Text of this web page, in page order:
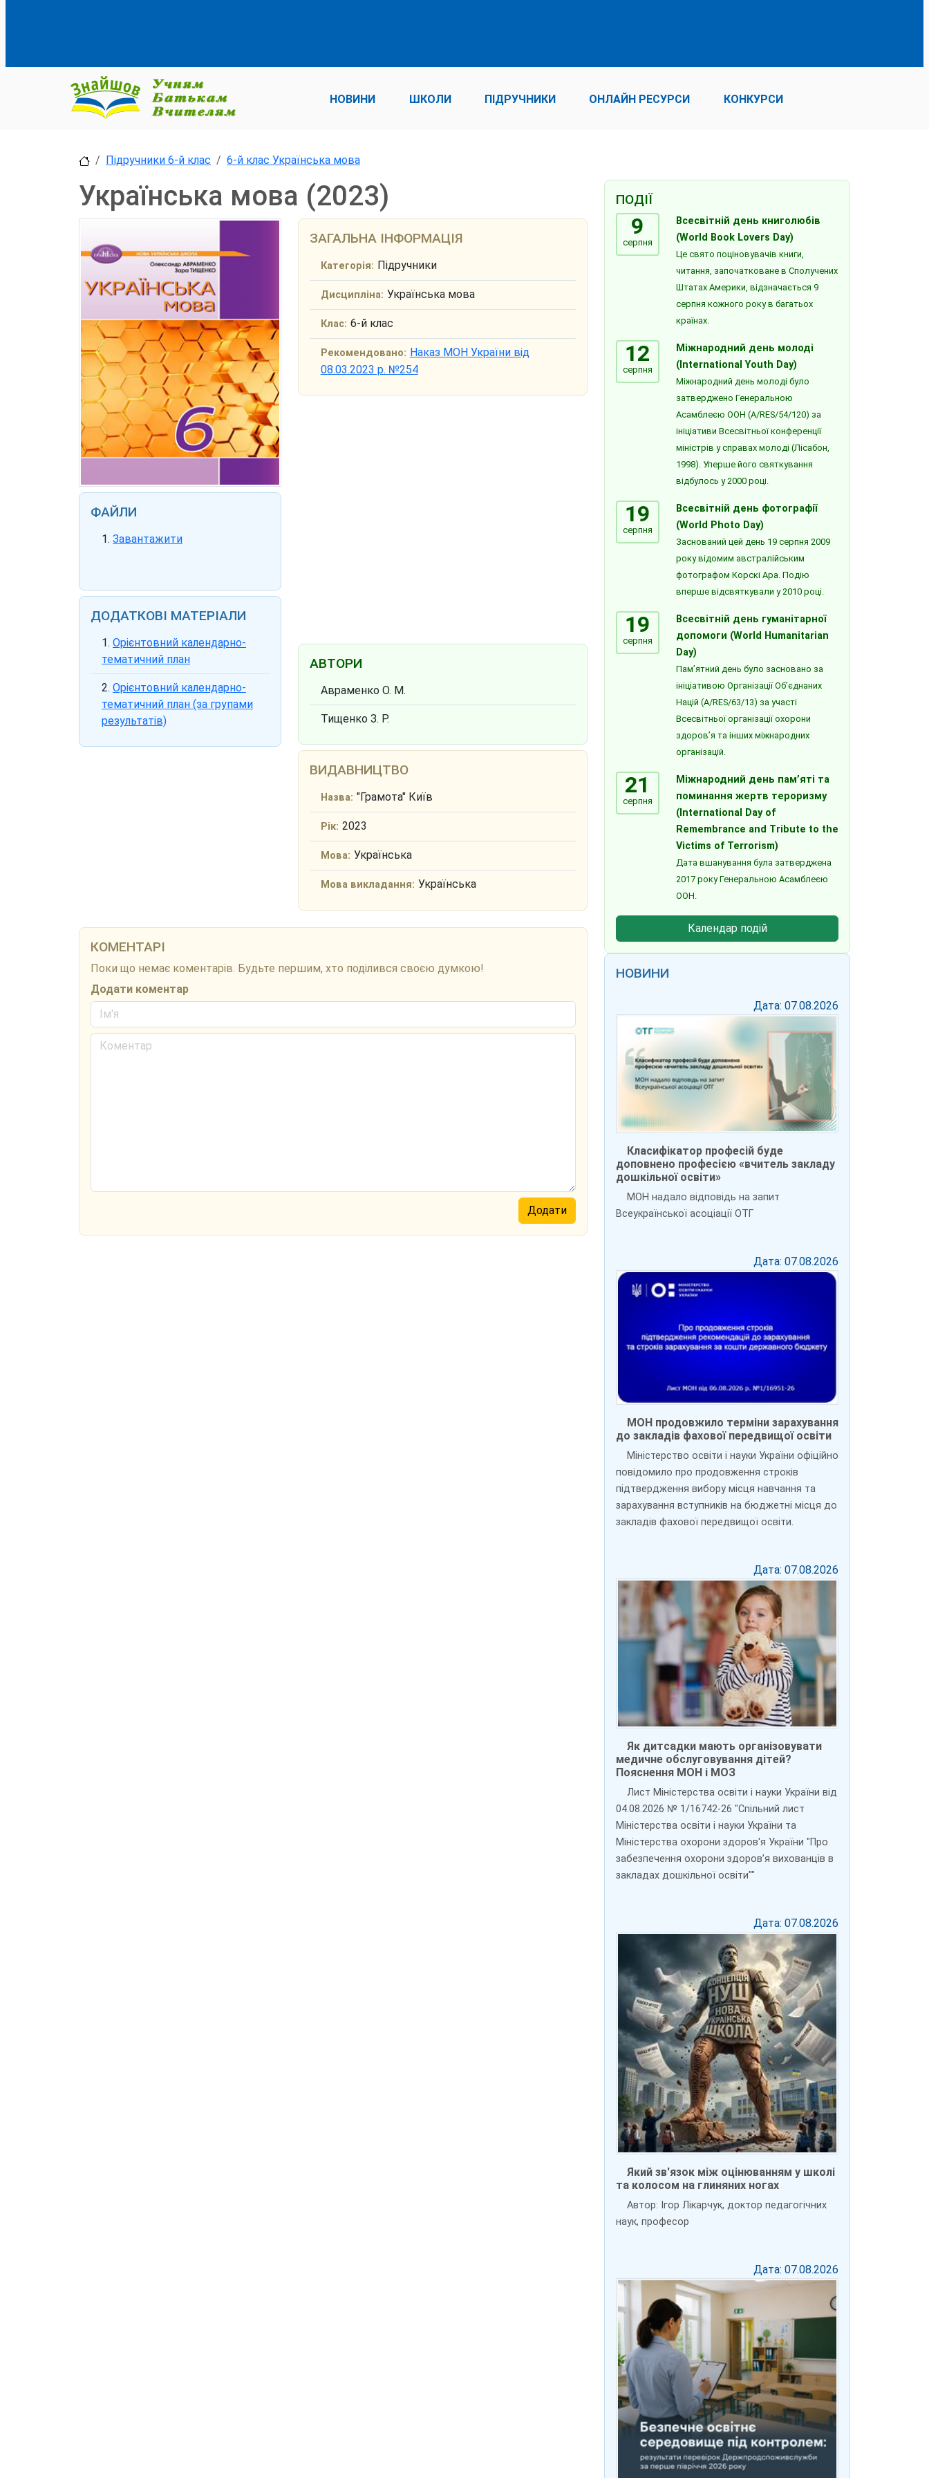
НОВИНИ ШКОЛИ ПІДРУЧНИКИ ОНЛАЙН РЕСУРСИ КОНКУРСИ
Підручники 6-й клас 6-й клас Українська мова
Українська мова (2023)
ФАЙЛИ
Завантажити
ДОДАТКОВІ МАТЕРІАЛИ
Орієнтовний календарно-
тематичний план
Орієнтовний календарно-
тематичний план (за групами
результатів)
ЗАГАЛЬНА ІНФОРМАЦІЯ
Категорія: Підручники
Дисципліна: Українська мова
Клас: 6-й клас
Рекомендовано: Наказ МОН України від
08.03.2023 р. №254
АВТОРИ
Авраменко О. М.
Тищенко З. Р.
ВИДАВНИЦТВО
Назва: "Грамота" Київ
Рік: 2023
Мова: Українська
Мова викладання: Українська
КОМЕНТАРІ
Поки що немає коментарів. Будьте першим, хто поділився своєю думкою!
Додати коментар
ПОДІЇ
9
серпня
Всесвітній день книголюбів
(World Book Lovers Day)
Це свято поціновувачів книги,
читання, започатковане в Сполучених
Штатах Америки, відзначається 9
серпня кожного року в багатьох
країнах.
12
серпня
Міжнародний день молоді
(International Youth Day)
Міжнародний день молоді було
затверджено Генеральною
Асамблеєю ООН (A/RES/54/120) за
ініціативи Всесвітньої конференції
міністрів у справах молоді (Лісабон,
1998). Уперше його святкування
відбулось у 2000 році.
19
серпня
Всесвітній день фотографії
(World Photo Day)
Заснований цей день 19 серпня 2009
року відомим австралійським
фотографом Корскі Ара. Подію
вперше відсвяткували у 2010 році.
19
серпня
Всесвітній день гуманітарної
допомоги (World Humanitarian
Day)
Пам’ятний день було засновано за
ініціативою Організації Об’єднаних
Націй (A/RES/63/13) за участі
Всесвітньої організації охорони
здоров’я та інших міжнародних
організацій.
21
серпня
Міжнародний день пам’яті та
поминання жертв тероризму
(International Day of
Remembrance and Tribute to the
Victims of Terrorism)
Дата вшанування була затверджена
2017 року Генеральною Асамблеєю
ООН.
Календар подій
НОВИНИ
Дата: 07.08.2026
Класифікатор професій буде
доповнено професією «вчитель закладу
дошкільної освіти»
МОН надало відповідь на запит
Всеукраїнської асоціації ОТГ
Дата: 07.08.2026
МОН продовжило терміни зарахування
до закладів фахової передвищої освіти
Міністерство освіти і науки України офіційно
повідомило про продовження строків
підтвердження вибору місця навчання та
зарахування вступників на бюджетні місця до
закладів фахової передвищої освіти.
Дата: 07.08.2026
Як дитсадки мають організовувати
медичне обслуговування дітей?
Пояснення МОН і МОЗ
Лист Міністерства освіти і науки України від
04.08.2026 № 1/16742-26 "Спільний лист
Міністерства освіти і науки України та
Міністерства охорони здоров'я України "Про
забезпечення охорони здоров’я вихованців в
закладах дошкільної освіти""
Дата: 07.08.2026
Який зв'язок між оцінюванням у школі
та колосом на глиняних ногах
Автор: Ігор Лікарчук, доктор педагогічних
наук, професор
Дата: 07.08.2026